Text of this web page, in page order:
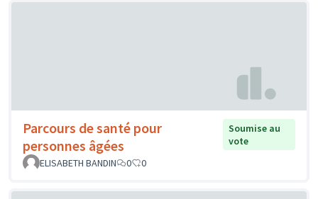
Parcours de santé pour
personnes âgées
Soumise au
vote
ELISABETH BANDIN
0 0